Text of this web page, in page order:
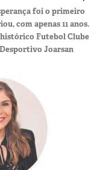
foi o primeiro
com apenas 11 anos.
Futebol Clube
Joarsan